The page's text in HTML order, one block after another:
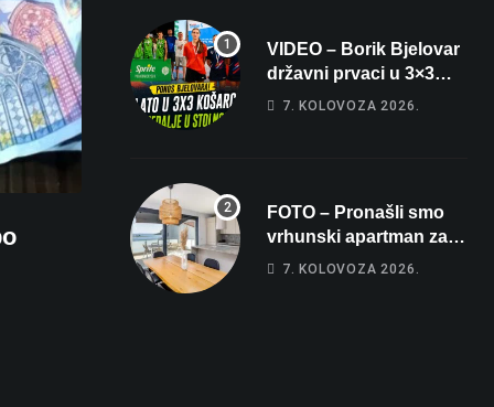
VIDEO – Borik Bjelovar
državni prvaci u 3×3
košarci, Klara Končar je
7. KOLOVOZA 2026.
FOTO – Pronašli smo
vrhunski apartman za
odmor: Pogled na
7. KOLOVOZA 2026.